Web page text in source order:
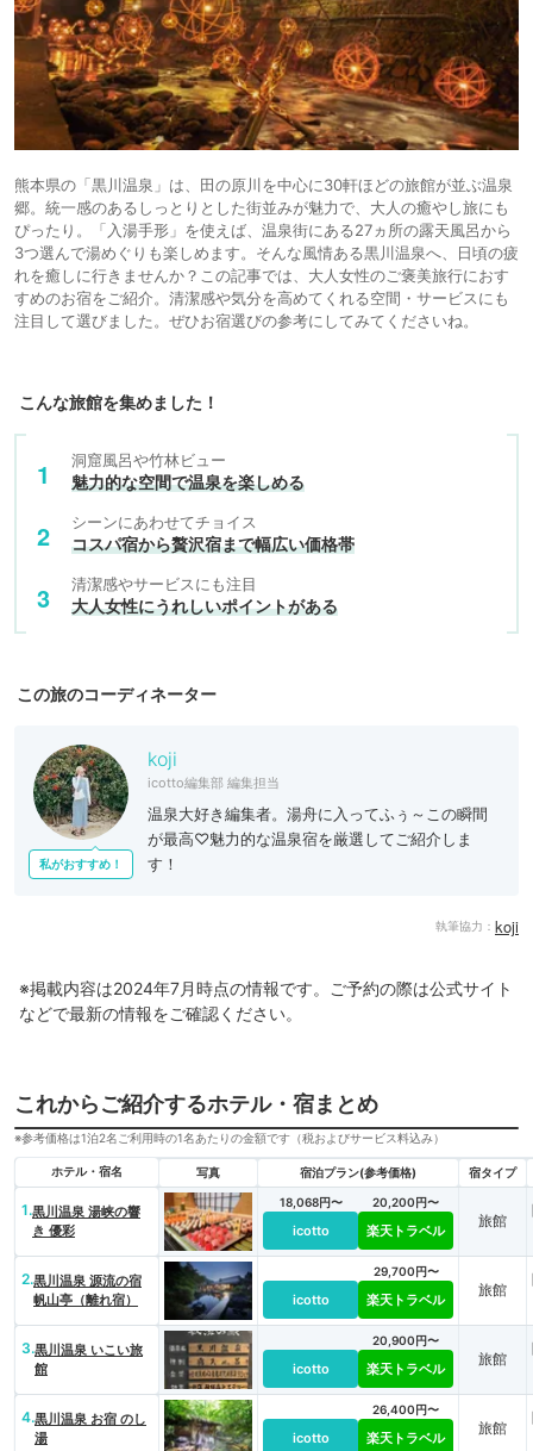
熊本県の「黒川温泉」は、田の原川を中心に30軒ほどの旅館が並ぶ温泉
郷。統一感のあるしっとりとした街並みが魅力で、大人の癒やし旅にも
ぴったり。「入湯手形」を使えば、温泉街にある27ヵ所の露天風呂から
3つ選んで湯めぐりも楽しめます。そんな風情ある黒川温泉へ、日頃の疲
れを癒しに行きませんか？この記事では、大人女性のご褒美旅行におす
すめのお宿をご紹介。清潔感や気分を高めてくれる空間・サービスにも
注目して選びました。ぜひお宿選びの参考にしてみてくださいね。
こんな旅館を集めました！
洞窟風呂や竹林ビュー
魅力的な空間で温泉を楽しめる
シーンにあわせてチョイス
コスパ宿から贅沢宿まで幅広い価格帯
清潔感やサービスにも注目
大人女性にうれしいポイントがある
この旅のコーディネーター
私がおすすめ！
koji
icotto編集部 編集担当
温泉大好き編集者。湯舟に入ってふぅ～この瞬間
が最高♡魅力的な温泉宿を厳選してご紹介しま
す！
執筆協力： koji
※掲載内容は2024年7月時点の情報です。ご予約の際は公式サイト
などで最新の情報をご確認ください。
これからご紹介するホテル・宿まとめ
※参考価格は1泊2名ご利用時の1名あたりの金額です（税およびサービス料込み）
ホテル・宿名 写真 宿泊プラン(参考価格) 宿タイプ
1.黒川温泉 湯峡の響
き 優彩
18,068円〜
icotto
20,200円〜
楽天トラベル
旅館
2.黒川温泉 源流の宿
帆山亭（離れ宿）
icotto
29,700円〜
楽天トラベル
旅館
3.黒川温泉 いこい旅
館
icotto
20,900円〜
楽天トラベル
旅館
4.黒川温泉 お宿 のし
湯
icotto
26,400円〜
楽天トラベル
旅館